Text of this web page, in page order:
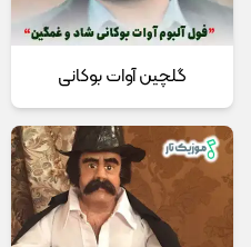
گلچین آوات بوکانی